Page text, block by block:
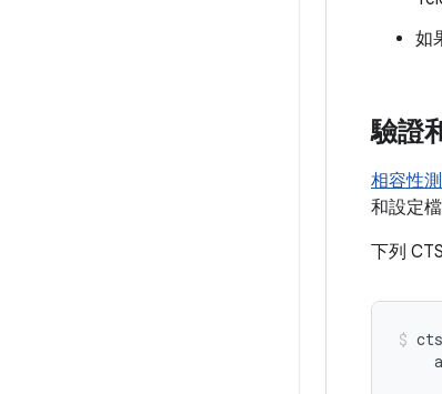
如
驗證
相容性
和設定
下列